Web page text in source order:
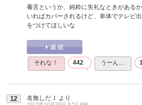
毒舌というか、純粋に失礼なときがある
いればカバーされるけど、単体でテレビ
をつけてほしいな
それな！ 442 うーん…
12 名無しだＪ より